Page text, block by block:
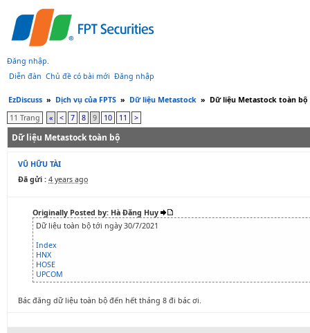
Đăng nhập.
Diễn đàn Chủ đề có bài mới Đăng nhập
EzDiscuss » Dịch vụ của FPTS » Dữ liệu Metastock » Dữ liệu Metastock toàn bộ
11 Trang
« < 7 8 9 10 11 >
Dữ liệu Metastock toàn bộ
VŨ HỮU TÀI
Đã gửi : 4 years ago
Originally Posted by: Hà Đăng Huy
Dữ liệu toàn bộ tới ngày 30/7/2021
Index
HNX
HOSE
UPCOM
Bác đăng dữ liệu toàn bộ đến hết tháng 8 đi bác ơi.